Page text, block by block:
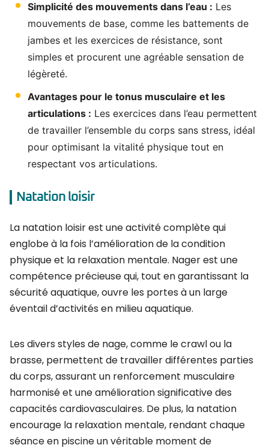
Simplicité des mouvements dans l’eau : Les
mouvements de base, comme les battements de
jambes et les exercices de résistance, sont
simples et procurent une agréable sensation de
légèreté.
Avantages pour le tonus musculaire et les
articulations : Les exercices dans l’eau permettent
de travailler l’ensemble du corps sans stress, idéal
pour optimisant la vitalité physique tout en
respectant vos articulations.
Natation loisir
La natation loisir est une activité complète qui
englobe à la fois l’amélioration de la condition
physique et la relaxation mentale. Nager est une
compétence précieuse qui, tout en garantissant la
sécurité aquatique, ouvre les portes à un large
éventail d’activités en milieu aquatique.
Les divers styles de nage, comme le crawl ou la
brasse, permettent de travailler différentes parties
du corps, assurant un renforcement musculaire
harmonisé et une amélioration significative des
capacités cardiovasculaires. De plus, la natation
encourage la relaxation mentale, rendant chaque
séance en piscine un véritable moment de